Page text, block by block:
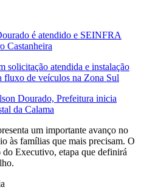
é atendido e SEINFRA
Castanheira
solicitação atendida e instalação
fluxo de veículos na Zona Sul
Dourado, Prefeitura inicia
da Calama
um importante avanço no
às famílias que mais precisam. O
do Executivo, etapa que definirá